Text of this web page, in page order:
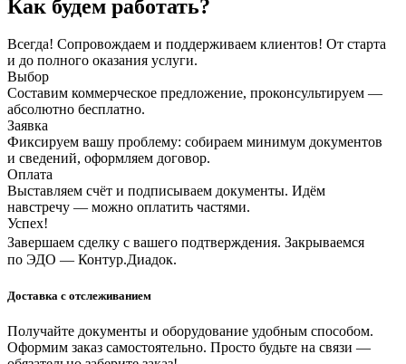
Как будем работать?
Всегда! Сопровождаем и поддерживаем клиентов! От старта
и до полного оказания услуги.
Выбор
Составим коммерческое предложение, проконсультируем —
абсолютно бесплатно.
Заявка
Фиксируем вашу проблему: собираем минимум документов
и сведений, оформляем договор.
Оплата
Выставляем счёт и подписываем документы. Идём
навстречу — можно оплатить частями.
Успех!
Завершаем сделку с вашего подтверждения. Закрываемся
по ЭДО — Контур.Диадок.
Доставка с отслеживанием
Получайте документы и оборудование удобным способом.
Оформим заказ самостоятельно. Просто будьте на связи —